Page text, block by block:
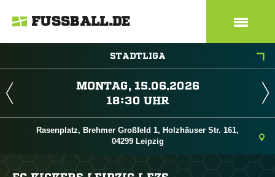
FUSSBALL.DE
STADTLIGA
 
 
Rasenplatz, Brehmer Großfeld 1, Holzhäuser Str. 161,
04299 Leipzig